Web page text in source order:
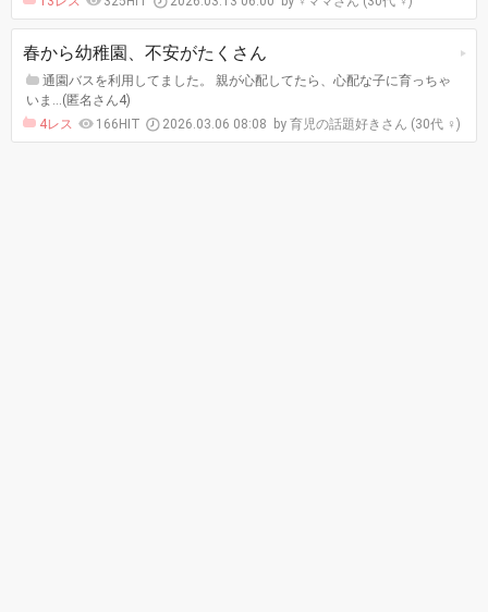
春から幼稚園、不安がたくさん
通園バスを利用してました。 親が心配してたら、心配な子に育っちゃ
いま…(匿名さん4)
4レス
166HIT 2026.03.06 08:08 育児の話題好きさん (30代 ♀)